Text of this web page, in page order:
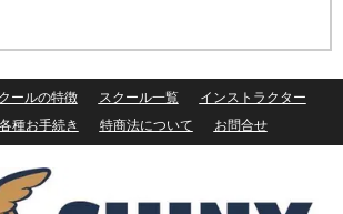
ールの特徴 スクール一覧
インストラクター
各種お手続き 特商法について お問合せ